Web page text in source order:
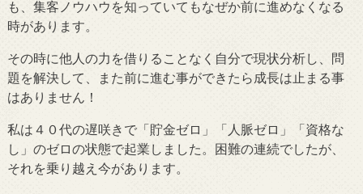
も、集客ノウハウを知っていてもなぜか前に進めなくなる
時があります。
その時に他人の力を借りることなく自分で現状分析し、問
題を解決して、また前に進む事ができたら成長は止まる事
はありません！
私は４０代の遅咲きで「貯金ゼロ」「人脈ゼロ」「資格な
し」のゼロの状態で起業しました。困難の連続でしたが、
それを乗り越え今があります。